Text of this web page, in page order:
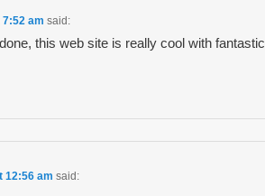
7:52 am said:
this web site is really cool with fantastic
12:56 am said: